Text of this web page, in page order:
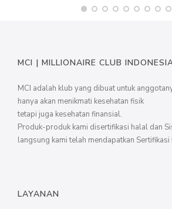
MCI | MILLIONAIRE CLUB
MCI adalah klub yang dibuat untuk
hanya akan menikmati kesehatan fisik
tetapi juga kesehatan finansial.
Produk-produk kami disertifikasi halal dan
langsung kami telah mendapatkan Sertifikasi
LAYANAN